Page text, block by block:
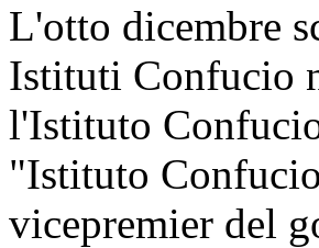
L'otto dicembre
Istituti Confucio
l'Istituto
"Istituto
vicepremier del